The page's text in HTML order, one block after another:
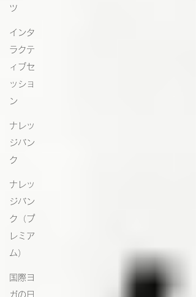
ツ
インタ
ラクテ
ィブセ
ッショ
ン
ナレッ
ジバン
ク
ナレッ
ジバン
ク（プ
レミア
ム）
国際ヨ
ガの日